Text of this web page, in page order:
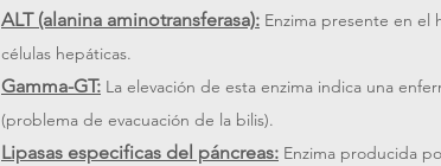
ALT (alanina aminotransferasa): Enzima presente en el
células hepáticas.
Gamma-GT: La elevación de esta enzima indica una
(problema de evacuación de la bilis).
Lipasas especificas del páncreas: Enzima producida